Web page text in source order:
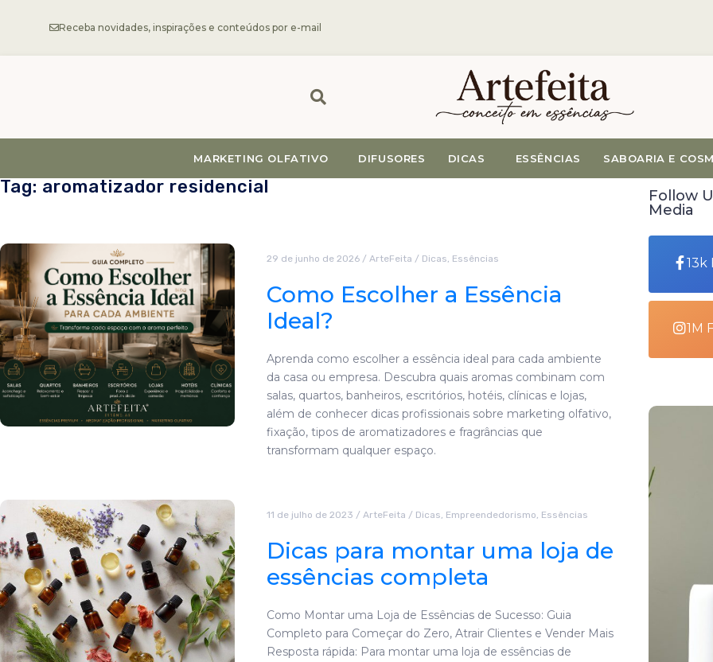
Receba novidades, inspirações e conteúdos por e-mail
MARKETING OLFATIVO DIFUSORES DICAS ESSÊNCIAS SABOARIA E
Tag: aromatizador residencial
29 de junho de 2026 / ArteFeita / Dicas, Essências
Como Escolher a Essência
Ideal?
Aprenda como escolher a essência ideal para cada ambiente
da casa ou empresa. Descubra quais aromas combinam com
salas, quartos, banheiros, escritórios, hotéis, clínicas e lojas,
além de conhecer dicas profissionais sobre marketing olfativo,
fixação, tipos de aromatizadores e fragrâncias que
transformam qualquer espaço.
11 de julho de 2023 / ArteFeita / Dicas, Empreendedorismo, Essências
Dicas para montar uma loja de
essências completa
Como Montar uma Loja de Essências de Sucesso: Guia
Completo para Começar do Zero, Atrair Clientes e Vender Mais
Resposta rápida: Para montar uma loja de essências de
Follow
Media
13k
1M
As 7 melhores
essências